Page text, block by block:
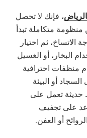
، فإنك لا تحصل
متكاملة تبدأ
ثم اختيار
البخار، أو الغسيل
منظفات احترافية
أو البيئة
حديثة تعمل على
على تجفيف
أو العفن.